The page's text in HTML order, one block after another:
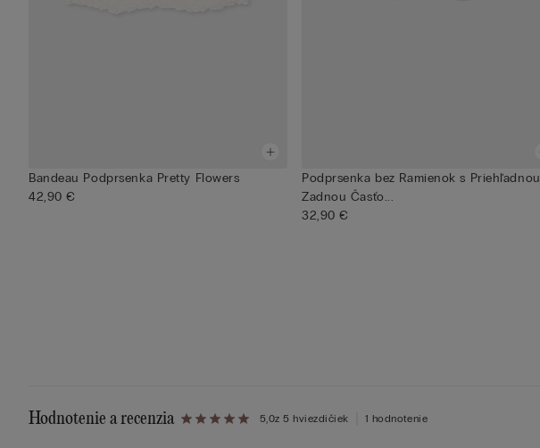
Bandeau Podprsenka Pretty Flowers
42,90 €
Podprsenka bez Ramienok s Priehľadnou
Zadnou Časťo...
32,90 €
Hodnotenie a recenzia 5,0z 5 hviezdičiek 1 hodnotenie